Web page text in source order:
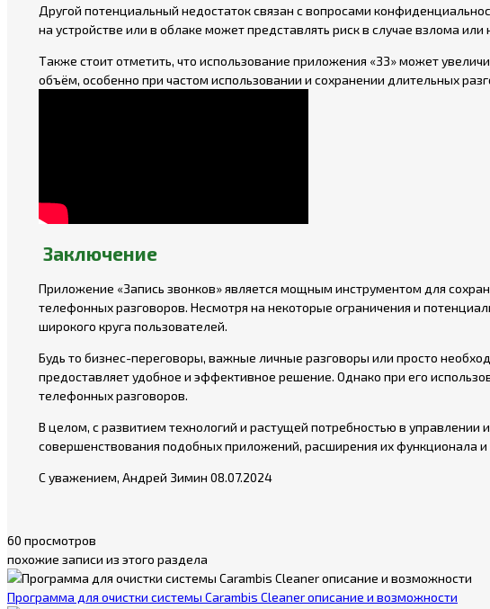
Другой потенциальный недостаток связан с вопросами
на устройстве или в облаке может представлять риск в случае взлома
Также стоит отметить, что использование приложения «ЗЗ» может
объём, особенно при частом использовании и сохранении длительных
Заключение
Приложение «Запись звонков» является мощным инструментом для
телефонных разговоров. Несмотря на некоторые ограничения и
широкого круга пользователей.
Будь то бизнес-переговоры, важные личные разговоры или просто
предоставляет удобное и эффективное решение. Однако при его
телефонных разговоров.
В целом, с развитием технологий и растущей потребностью в
совершенствования подобных приложений, расширения их функционала
С уважением, Андрей Зимин 08.07.2024
60 просмотров
похожие записи из этого раздела
Программа для очистки системы Carambis Cleaner описание и возможности